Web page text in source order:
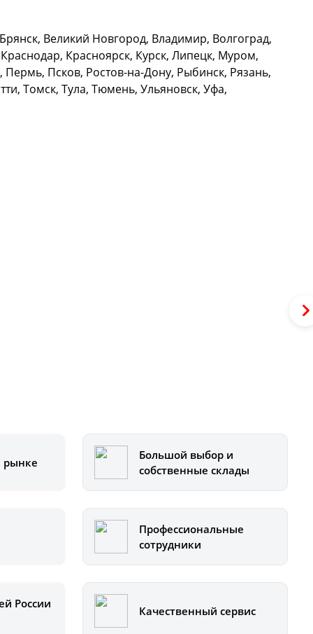
Великий Новгород, Владимир, Волгоград,
Красноярск, Курск, Липецк, Муром,
Псков, Ростов-на-Дону, Рыбинск, Рязань,
Томск, Тула, Тюмень, Ульяновск, Уфа,
рынке
Большой выбор и
собственные склады
Профессиональные
сотрудники
России
Качественный сервис